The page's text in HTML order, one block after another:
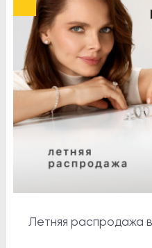
Летняя распродажа